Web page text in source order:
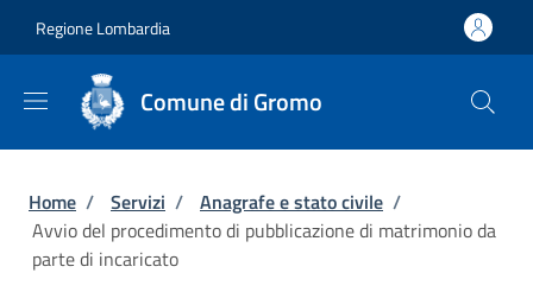
Regione Lombardia
Comune di Gromo
Briciole di pane
Home / Servizi / Anagrafe e stato civile /
Avvio del procedimento di pubblicazione di matrimonio da
parte di incaricato